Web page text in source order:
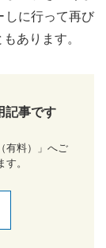
しに行って再び
あります。
記事です
有料）」へご
。